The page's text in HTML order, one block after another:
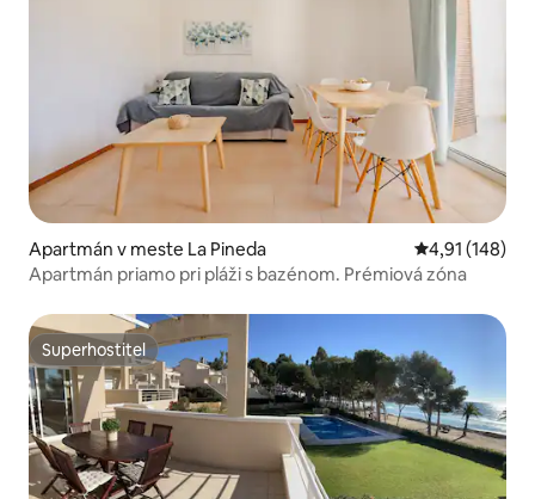
Apartmán v meste La Pineda Priemerné
4,91 (148)
Apartmán priamo pri pláži s bazénom. Prémiová zóna
Superhostiteľ
Superhostiteľ